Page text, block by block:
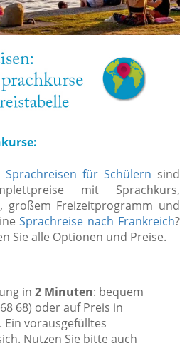
Sprachreisen für Schülern sind
mit Sprachkurs,
großem Freizeitprogramm und
Sprachreise nach Frankreich?
Sie alle Optionen und Preise.
in 2 Minuten: bequem
68) oder auf Preis in
. Ein vorausgefülltes
Nutzen Sie bitte auch